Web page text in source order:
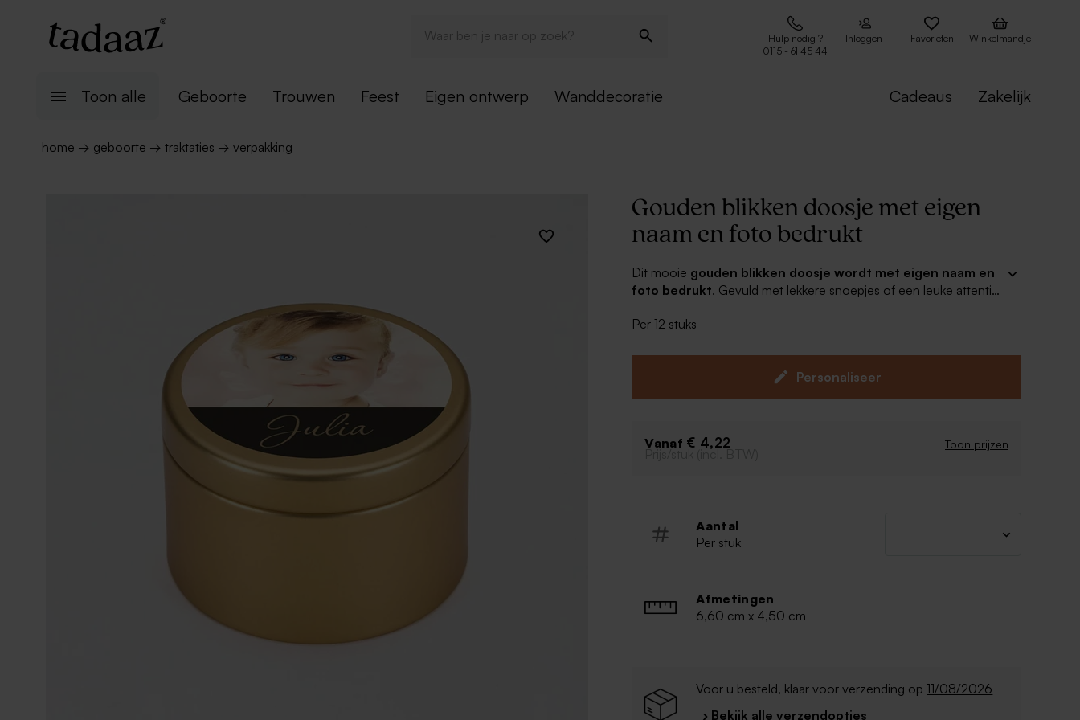
Hulp nodig ?
0115 - 61 45 44
Inloggen Favorieten Winkelmandje
Toon alle Geboorte Trouwen Feest Eigen ontwerp Wanddecoratie Cadeaus Zakelijk
home → geboorte → traktaties → verpakking
Gouden blikken doosje met eigen
naam en foto bedrukt
Dit mooie gouden blikken doosje wordt met eigen naam en
foto bedrukt. Gevuld met lekkere snoepjes of een leuke attentie
vrienden en familie. Combineer met mooie geboortekaartjes voor
Per 12 stuks
Personaliseer
Vanaf € 4,22 Toon prijzen
Prijs/stuk (incl. BTW)
Aantal
Per stuk
Afmetingen
6,60 cm x 4,50 cm
Voor u besteld, klaar voor verzending op11/08/2026
› Bekijk alle verzendopties